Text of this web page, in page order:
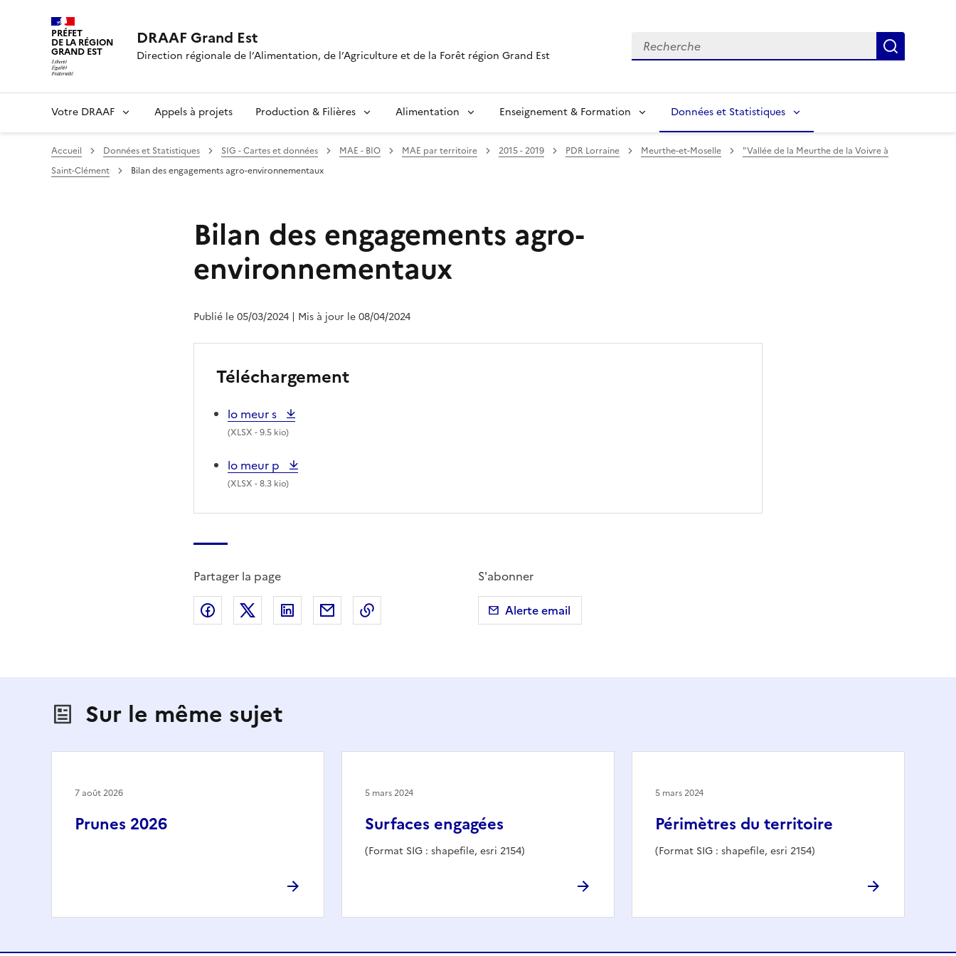
PRÉFET
DE LA RÉGION
GRAND EST
DRAAF Grand Est
Direction régionale de l’Alimentation, de l’Agriculture et de la Forêt région Grand Est
Recherche
Votre DRAAF Appels à projets Production & Filières Alimentation Enseignement & Formation Données et Statistiques
Accueil Données et Statistiques SIG - Cartes et données MAE - BIO MAE par territoire 2015 - 2019 PDR Lorraine Meurthe-et-Moselle
"Vallée de la Meurthe de la Voivre à
Saint-Clément
Bilan des engagements agro-environnementaux
Bilan des engagements agro-
environnementaux
Publié le 05/03/2024 | Mis à jour le 08/04/2024
Téléchargement
lo meur s
(XLSX - 9.5 kio)
lo meur p
(XLSX - 8.3 kio)
Partager la page
Partager sur Facebook
Partager sur X (anciennement Twitter)
Partager sur LinkedIn
Partager par emailCopier dans le presse-papier
S'abonner
Alerte email
Sur le même sujet
Prunes 2026
7 août 2026
Surfaces engagées
(Format SIG : shapefile, esri 2154)
5 mars 2024
Périmètres du territoire
(Format SIG : shapefile, esri 2154)
5 mars 2024